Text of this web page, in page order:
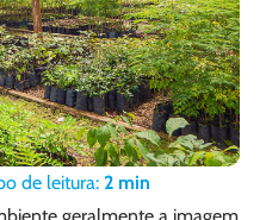
de leitura: 2 min
geralmente a imagem